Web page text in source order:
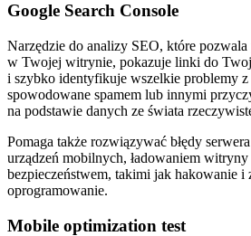
Google Search Console
Narzędzie do analizy SEO, które pozwala
w Twojej witrynie, pokazuje linki do
i szybko identyfikuje wszelkie problemy
spowodowane spamem lub innymi
na podstawie danych ze świata
Pomaga także rozwiązywać błędy
urządzeń mobilnych, ładowaniem
bezpieczeństwem, takimi jak hakowanie i
oprogramowanie.
Mobile optimization test